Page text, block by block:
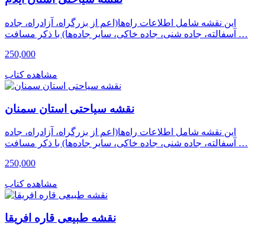
این نقشه شامل اطلاعات راه‌ها(اعم از بزرگراه، آزادراه، جاده
آسفالته، جاده شنی، جاده خاکی، سایر جاده‌ها) با ذکر مسافت …
250,000
مشاهده کتاب
نقشه سیاحتی استان سمنان
این نقشه شامل اطلاعات راه‌ها(اعم از بزرگراه، آزادراه، جاده
آسفالته، جاده شنی، جاده خاکی، سایر جاده‌ها) با ذکر مسافت …
250,000
مشاهده کتاب
نقشه طبیعی قاره افریقا